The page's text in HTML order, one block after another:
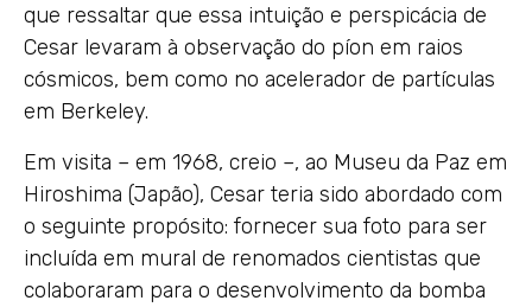
que ressaltar que essa intuição e perspicácia de
Cesar levaram à observação do píon em raios
cósmicos, bem como no acelerador de partículas
em Berkeley.
Em visita – em 1968, creio –, ao Museu da Paz em
Hiroshima (Japão), Cesar teria sido abordado com
o seguinte propósito: fornecer sua foto para ser
incluída em mural de renomados cientistas que
colaboraram para o desenvolvimento da bomba